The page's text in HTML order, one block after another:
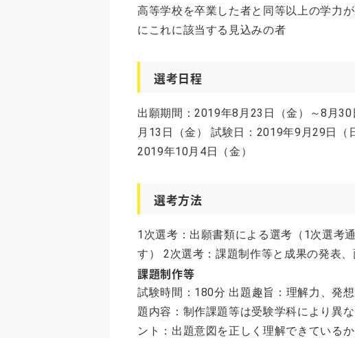
高等学校を卒業した者と同等以上の学力
にこれに該当する見込みの者
選考日程
出願期間：2019年8月23日（金）～8月
月13日（金） 試験日：2019年9月29日（
2019年10月4日（金）
選考方法
1次選考：出願書類による選考（1次選考
す） 2次選考：課題制作等と成果の発表
課題制作等
試験時間：180分 出題趣旨：理解力、発
題内容：制作課題等は受験学科により異
ント：出題意図を正しく理解できている